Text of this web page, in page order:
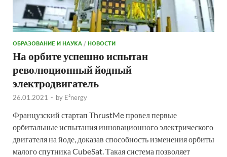
ОБРАЗОВАНИЕ И НАУКА/НОВОСТИ
На орбите успешно испытан
революционный йодный
электродвигатель
26.01.2021 - by E²nergy
Французский стартап ThrustMe провел первые
орбитальные испытания инновационного электрического
двигателя на йоде, доказав способность изменения орбиты
малого спутника CubeSat. Такая система позволяет